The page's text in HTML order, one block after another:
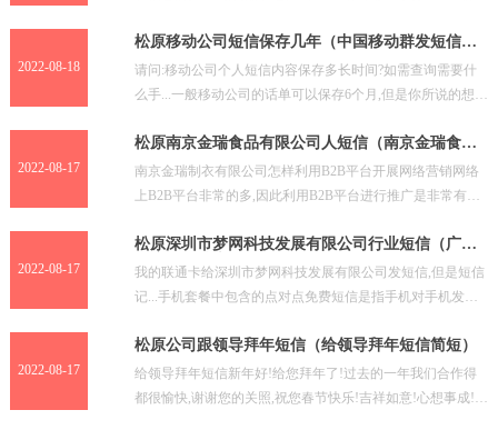
2022-08-18
松原移动公司短信保存几年（中国移动群发短信平
请问:移动公司个人短信内容保存多长时间?如需查询需要什
么手...一般移动公司的话单可以保存6个月,但是你所说的想要
2022-08-17
松原南京金瑞食品有限公司人短信（南京金瑞食品
南京金瑞制衣有限公司怎样利用B2B平台开展网络营销网络
上B2B平台非常的多,因此利用B2B平台进行推广是非常有效
2022-08-17
松原深圳市梦网科技发展有限公司行业短信（广州
我的联通卡给深圳市梦网科技发展有限公司发短信,但是短信
记...手机套餐中包含的点对点免费短信是指手机对手机发送
2022-08-17
松原公司跟领导拜年短信（给领导拜年短信简短）
给领导拜年短信新年好!给您拜年了!过去的一年我们合作得
都很愉快,谢谢您的关照,祝您春节快乐!吉祥如意!心想事成!又